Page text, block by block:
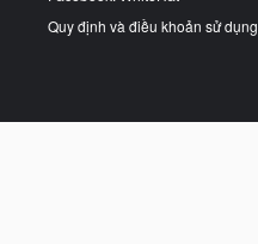
Quy định và điều khoản sử dụng